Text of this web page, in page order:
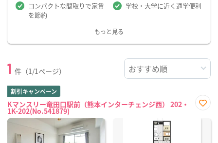
コンパクトな間取りで家賃
を節約
学校・大学に近く通学便利
もっと見る
1 件（1/1ページ）
割引キャンペーン
Kマンスリー竜田口駅前（熊本インターチェンジ西） 202・
1K-202(No.541879)
に入